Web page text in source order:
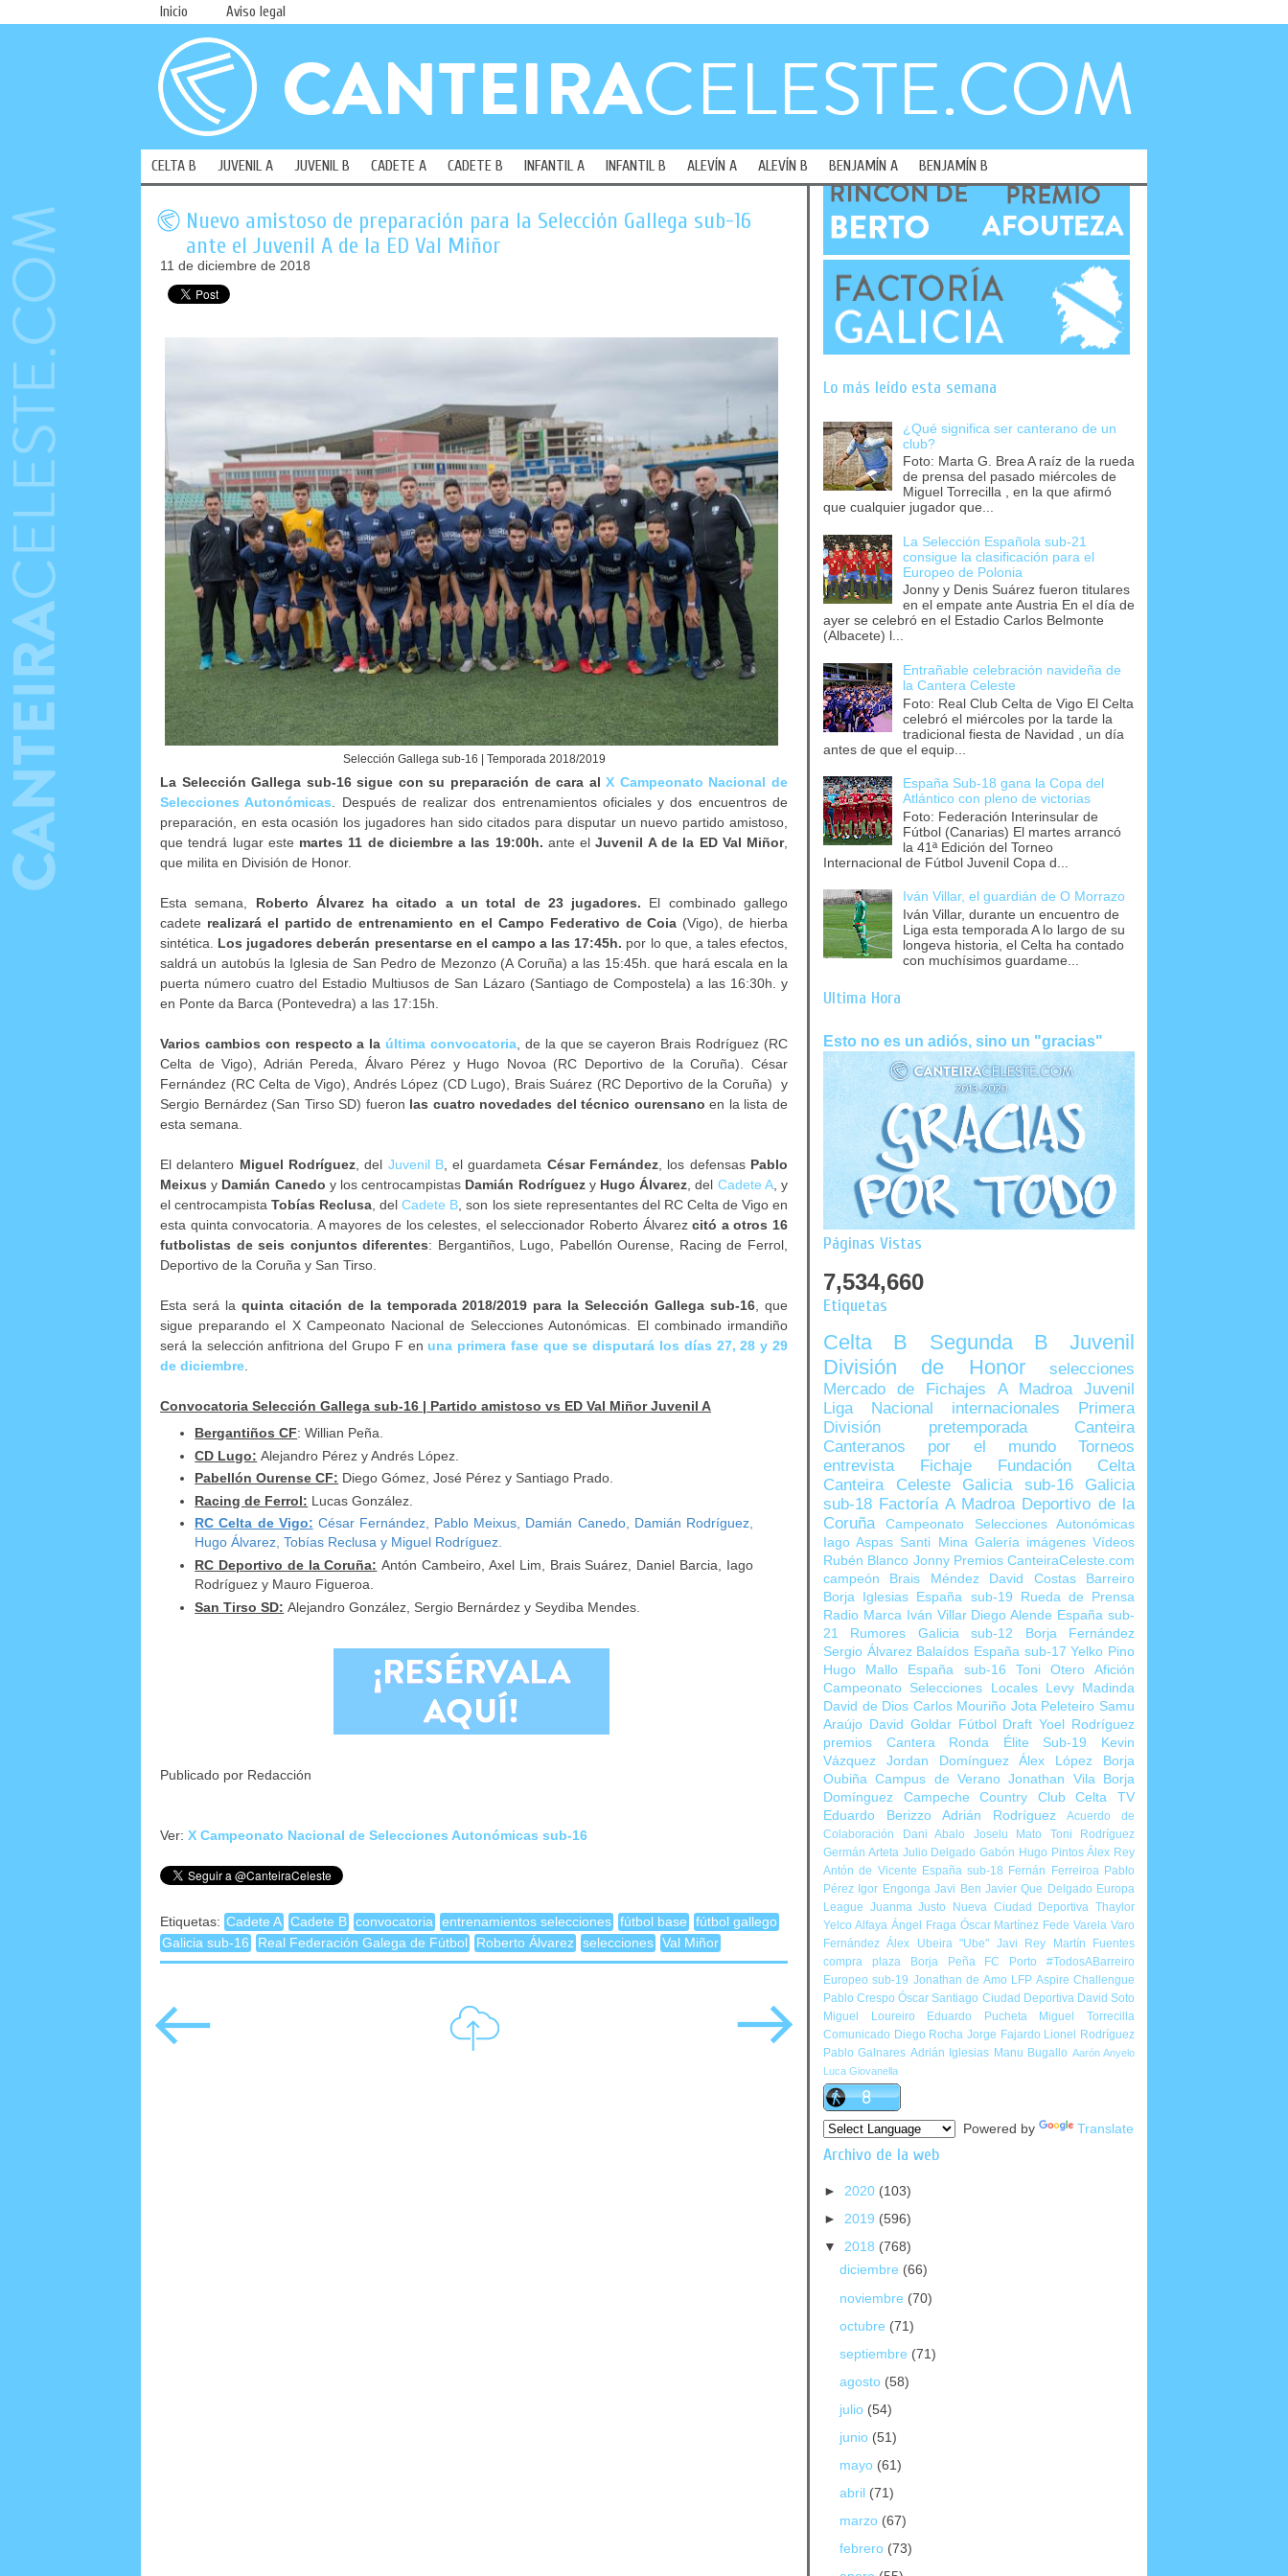
Inicio Aviso legal
CELTA B JUVENIL A JUVENIL B CADETE A CADETE B INFANTIL A INFANTIL B ALEVÍN A ALEVÍN B BENJAMÍN A BENJAMÍN B
Nuevo amistoso de preparación para la Selección Gallega sub-16
ante el Juvenil A de la ED Val Miñor
11 de diciembre de 2018
Selección Gallega sub-16 | Temporada 2018/2019
La Selección Gallega sub-16 sigue con su preparación de cara alX Campeonato Nacional de
Selecciones Autonómicas . Después de realizar dos entrenamientos oficiales y dos encuentros de
preparación, en esta ocasión los jugadores han sido citados para disputar un nuevo partido amistoso,
que tendrá lugar este martes 11 de diciembre a las 19:00h. ante elJuvenil A de la ED Val Miñor,
que milita en División de Honor.
Esta semana, Roberto Álvarez ha citado a un total de 23 jugadores. El combinado gallego
cadete realizará el partido de entrenamiento en el Campo Federativo de Coia (Vigo), de hierba
sintética. Los jugadores deberán presentarse en el campo a las 17:45h. por lo que, a tales efectos,
saldrá un autobús la Iglesia de San Pedro de Mezonzo (A Coruña) a las 15:45h. que hará escala en la
puerta número cuatro del Estadio Multiusos de San Lázaro (Santiago de Compostela) a las 16:30h. y
en Ponte da Barca (Pontevedra) a las 17:15h.
Varios cambios con respecto a la última convocatoria , de la que se cayeron Brais Rodríguez (RC
Celta de Vigo), Adrián Pereda, Álvaro Pérez y Hugo Novoa (RC Deportivo de la Coruña). César
Fernández (RC Celta de Vigo), Andrés López (CD Lugo), Brais Suárez (RC Deportivo de la Coruña) y
Sergio Bernárdez (San Tirso SD) fueron las cuatro novedades del técnico ourensano en la lista de
esta semana.
El delantero Miguel Rodríguez, del Juvenil B, el guardameta César Fernández los defensas Pablo
Meixus y Damián Canedo y los centrocampistas Damián Rodríguezy Hugo Álvarez , del Cadete A, y
el centrocampistaTobías Reclusa , delCadete B , son los siete representantes del RC Celta de Vigo en
esta quinta convocatoria. A mayores de los celestes, el seleccionador Roberto Álvarezcitó a otros 16
futbolistas de seis conjuntos diferentes: Bergantiños, Lugo, Pabellón Ourense, Racing de Ferrol,
Deportivo de la Coruña y San Tirso.
Esta será la quinta citación de la temporada 2018/2019 para la Selección Gallega sub-16 , que
sigue preparando el X Campeonato Nacional de Selecciones Autonómicas. El combinado irmandiño
será la selección anfitriona del Grupo F en una primera fase que se disputará los días 27, 28 y 29
de diciembre
Convocatoria Selección Gallega sub-16 | Partido amistoso vs ED Val Miñor Juvenil A
Bergantiños CF: Willian Peña.
CD Lugo: Alejandro Pérez y Andrés López.
Pabellón Ourense CF: Diego Gómez, José Pérez y Santiago Prado.
Racing de Ferrol: Lucas González.
RC Celta de Vigo: César Fernández, Pablo Meixus, Damián Canedo, Damián Rodríguez,
Hugo Álvarez, Tobías Reclusa y Miguel Rodríguez.
RC Deportivo de la Coruña: Antón Cambeiro, Axel Lim, Brais Suárez, Daniel Barcia, Iago
Rodríguez y Mauro Figueroa.
San Tirso SD: Alejandro González, Sergio Bernárdez y Seydiba Mendes.
Publicado por Redacción
Ver: X Campeonato Nacional de Selecciones Autonómicas sub-16
Etiquetas: Cadete A Cadete B convocatoria entrenamientos selecciones fútbol base
fútbol gallego
Galicia sub-16
Real Federación Galega de Fútbol Roberto Álvarez selecciones Val Miñor
Lo más leído esta semana
¿Qué significa ser canterano de un
club?
Foto: Marta G. Brea A raíz de la rueda
de prensa del pasado miércoles de
Miguel Torrecilla , en la que afirmó
que cualquier jugador que...
La Selección Española sub-21
consigue la clasificación para el
Europeo de Polonia
Jonny y Denis Suárez fueron titulares
en el empate ante Austria En el día de
ayer se celebró en el Estadio Carlos Belmonte
(Albacete) l...
Entrañable celebración navideña de
la Cantera Celeste
Foto: Real Club Celta de Vigo El Celta
celebró el miércoles por la tarde la
tradicional fiesta de Navidad , un día
antes de que el equip...
España Sub-18 gana la Copa del
Atlántico con pleno de victorias
Foto: Federación Interinsular de
Fútbol (Canarias) El martes arrancó
la 41ª Edición del Torneo
Internacional de Fútbol Juvenil Copa d...
Iván Villar, el guardián de O Morrazo
Iván Villar, durante un encuentro de
Liga esta temporada A lo largo de su
longeva historia, el Celta ha contado
con muchísimos guardame...
Última Hora
Esto no es un adiós, sino un "gracias"
Páginas Vistas
7,534,660
Etiquetas
Celta B Segunda B
Juvenil
División de Honor
selecciones
Mercado de Fichajes
A Madroa
Juvenil
Liga Nacional
internacionales
Primera
División
pretemporada
Canteira
Canteranos por el mundo
Torneos
entrevista
Fichaje
Fundación Celta
Canteira Celeste
Galicia sub-16
Galicia
sub-18 Factoría A Madroa Deportivo de la
Coruña
Campeonato Selecciones Autonómicas
Iago Aspas Santi Mina Galería imágenes Vídeos
Rubén Blanco Jonny Premios CanteiraCeleste.com
campeón
Brais Méndez David Costas
Barreiro
Borja Iglesias
España sub-19
Rueda de Prensa
Radio Marca
Iván Villar Diego Alende España sub-
21
Rumores Galicia sub-12
Borja Fernández
Sergio Álvarez Balaídos España sub-17 Yelko Pino
Hugo Mallo
España sub-16 Toni Otero
Afición
Campeonato Selecciones Locales
Levy Madinda
David de Dios Carlos Mouriño Jota Peleteiro Samu
Araújo David Goldar Fútbol Draft Yoel Rodríguez
premios Cantera
Ronda Élite Sub-19
Kevin
Vázquez
Jordan Domínguez Álex López
Borja
Oubiña Campus de Verano Jonathan Vila
Borja
Domínguez
Campeche Country Club
Celta TV
Eduardo Berizzo
Adrián Rodríguez
Acuerdo de
Colaboración
Dani Abalo Joselu Mato
Toni Rodríguez
Germán Arteta Julio Delgado Gabón Hugo Pintos Álex Rey
Antón de Vicente España sub-18 Fernán Ferreiroa Pablo
Pérez Igor Engonga Javi Ben Javier Que Delgado Europa
League Juanma Justo Nueva Ciudad Deportiva Thaylor
Yelco Alfaya Ángel Fraga Óscar Martínez Fede Varela Varo
Fernández Álex Ubeira "Ube" Javi Rey
Martín Fuentes
compra plaza
Borja Peña FC Porto
#TodosABarreiro
Europeo sub-19 Jonathan de Amo LFP Aspire Challengue
Pablo Crespo Óscar Santiago Ciudad Deportiva David Soto
Miguel Loureiro
Eduardo Pucheta
Miguel Torrecilla
Comunicado Diego Rocha Jorge Fajardo Lionel Rodríguez
Pablo Galnares Adrián Iglesias Manu Bugallo Aarón Anyelo
Luca Giovanella
Powered by Translate
Archivo de la web
► 2020 (103)
► 2019 (596)
▼ 2018 (768)
diciembre (66)
noviembre (70)
octubre (71)
septiembre (71)
agosto (58)
julio (54)
junio (51)
mayo (61)
abril (71)
marzo (67)
febrero (73)